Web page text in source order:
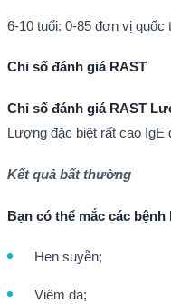
6-10 tuổi: 0-85 đơn vị quốc
Chỉ số đánh giá RAST
Chỉ số đánh giá RAST
Lượng đặc biệt rất cao IgE
Kết quả bất thường
Bạn có thể mắc các
Hen suyễn;
Viêm da;